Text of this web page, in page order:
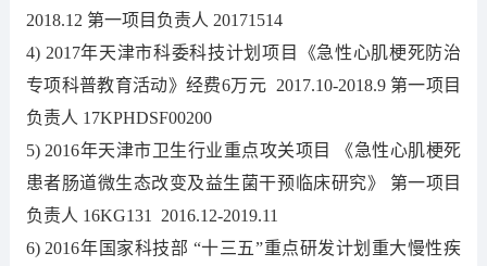
2018.12 第一项目负责人 20171514
4) 2017年天津市科委科技计划项目《急性心肌梗死防治
专项科普教育活动》经费6万元 2017.10-2018.9 第一项目
负责人 17KPHDSF00200
5) 2016年天津市卫生行业重点攻关项目 《急性心肌梗死
患者肠道微生态改变及益生菌干预临床研究》 第一项目
负责人 16KG131 2016.12-2019.11
6) 2016年国家科技部 “十三五”重点研发计划重大慢性疾